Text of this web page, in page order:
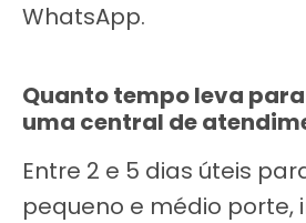
WhatsApp.
Quanto tempo leva
uma central de
Entre 2 e 5 dias úteis
pequeno e médio porte,